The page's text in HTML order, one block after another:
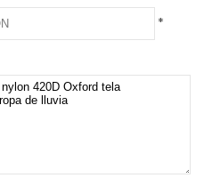
*